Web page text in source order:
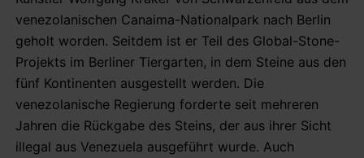
venezolanischen Canaima-Nationalpark nach Berlin
geholt worden. Seitdem ist er Teil des Global-Stone-
Projekts im Berliner Tiergarten, in dem Steine aus den
fünf Kontinenten ausgestellt werden. Die
venezolanische Regierung forderte seit mehreren
Jahren die Rückgabe des Steins, der aus ihrer Sicht
illegal aus Venezuela ausgeführt wurde. Auch